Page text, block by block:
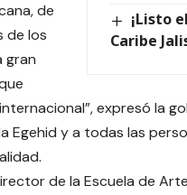
¡Listo
Caribe
de
de los
gran
expresó la
Egehid y a todas las
de la Escuela de